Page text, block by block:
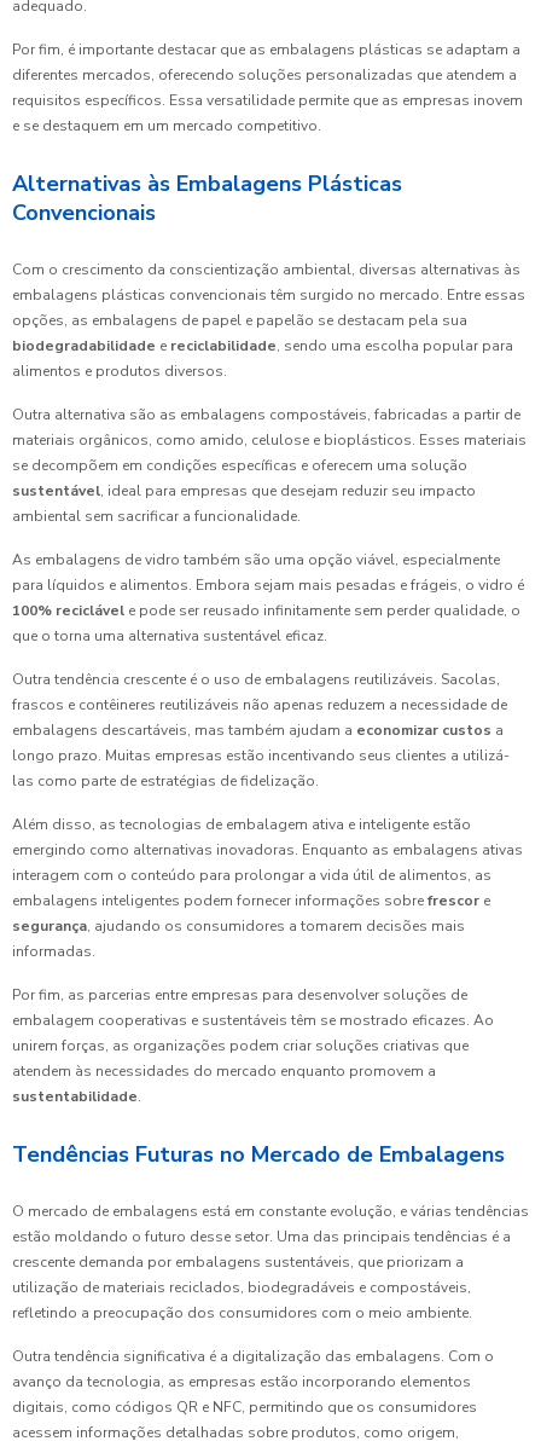
adequado.
Por fim, é importante destacar que as embalagens plásticas se adaptam a
diferentes mercados, oferecendo soluções personalizadas que atendem a
requisitos específicos. Essa versatilidade permite que as empresas inovem
e se destaquem em um mercado competitivo.
Alternativas às Embalagens Plásticas
Convencionais
Com o crescimento da conscientização ambiental, diversas alternativas às
embalagens plásticas convencionais têm surgido no mercado. Entre essas
opções, as embalagens de papel e papelão se destacam pela sua
biodegradabilidade e reciclabilidade, sendo uma escolha popular para
alimentos e produtos diversos.
Outra alternativa são as embalagens compostáveis, fabricadas a partir de
materiais orgânicos, como amido, celulose e bioplásticos. Esses materiais
se decompõem em condições específicas e oferecem uma solução
sustentável, ideal para empresas que desejam reduzir seu impacto
ambiental sem sacrificar a funcionalidade.
As embalagens de vidro também são uma opção viável, especialmente
para líquidos e alimentos. Embora sejam mais pesadas e frágeis, o vidro é
100% reciclável e pode ser reusado infinitamente sem perder qualidade, o
que o torna uma alternativa sustentável eficaz.
Outra tendência crescente é o uso de embalagens reutilizáveis. Sacolas,
frascos e contêineres reutilizáveis não apenas reduzem a necessidade de
embalagens descartáveis, mas também ajudam a economizar custos a
longo prazo. Muitas empresas estão incentivando seus clientes a utilizá-
las como parte de estratégias de fidelização.
Além disso, as tecnologias de embalagem ativa e inteligente estão
emergindo como alternativas inovadoras. Enquanto as embalagens ativas
interagem com o conteúdo para prolongar a vida útil de alimentos, as
embalagens inteligentes podem fornecer informações sobrefrescor e
segurança, ajudando os consumidores a tomarem decisões mais
informadas.
Por fim, as parcerias entre empresas para desenvolver soluções de
embalagem cooperativas e sustentáveis têm se mostrado eficazes. Ao
unirem forças, as organizações podem criar soluções criativas que
atendem às necessidades do mercado enquanto promovem a
sustentabilidade.
Tendências Futuras no Mercado de Embalagens
O mercado de embalagens está em constante evolução, e várias tendências
estão moldando o futuro desse setor. Uma das principais tendências é a
crescente demanda por embalagens sustentáveis, que priorizam a
utilização de materiais reciclados, biodegradáveis e compostáveis,
refletindo a preocupação dos consumidores com o meio ambiente.
Outra tendência significativa é a digitalização das embalagens. Com o
avanço da tecnologia, as empresas estão incorporando elementos
digitais, como códigos QR e NFC, permitindo que os consumidores
acessem informações detalhadas sobre produtos, como origem,